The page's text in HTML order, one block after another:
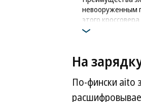
невооруженным
этого
Фото: Дмитрий
На
По-фински aito